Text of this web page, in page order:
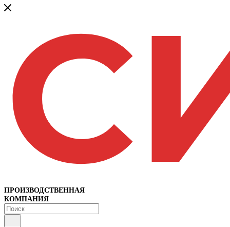
ПРОИЗВОДСТВЕННАЯ
КОМПАНИЯ